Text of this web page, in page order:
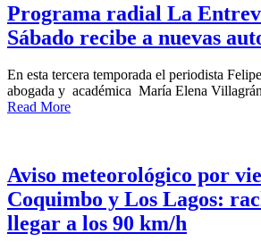
Programa radial La
Sábado recibe a nuevas
En esta tercera temporada el periodista
abogada y académica María Elena
Read More
Aviso meteorológico por
Coquimbo y Los Lagos:
llegar a los 90 km/h